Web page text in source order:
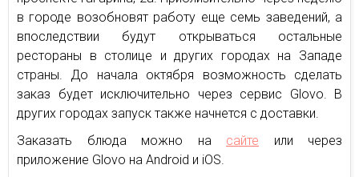
в городе возобновят работу еще семь заведений, а
впоследствии будут открываться остальные
рестораны в столице и других городах на Западе
страны. До начала октября возможность сделать
заказ будет исключительно через сервис Glovo. В
других городах запуск также начнется с доставки.
Заказать блюда можно на сайте или через
приложение Glovo на Android и iOS.